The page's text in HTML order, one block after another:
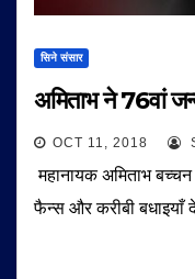
सिने संसार
अमिताभ ने 76वां
OCT 11, 2018
महानायक अमिताभ
फैन्स और करीबी